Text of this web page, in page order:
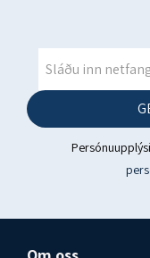
Orka 1467 kJ / 350
Fita 10 g
-mettuð fita 7 g
Kolvetni 57 g
Þar af sykurtegundir